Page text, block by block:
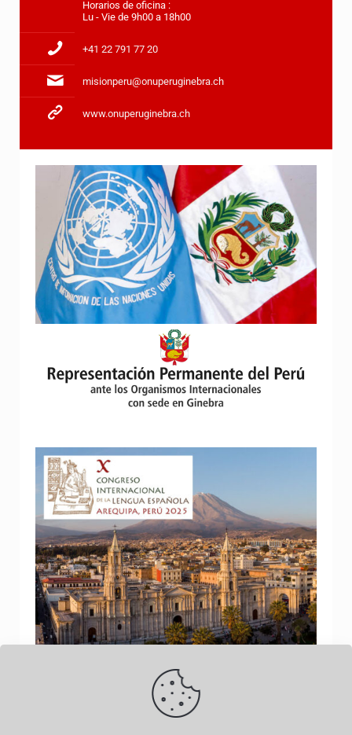
Horarios de oficina :
Lu - Vie de 9h00 a 18h00
+41 22 791 77 20
misionperu@onuperuginebra.ch
www.onuperuginebra.ch